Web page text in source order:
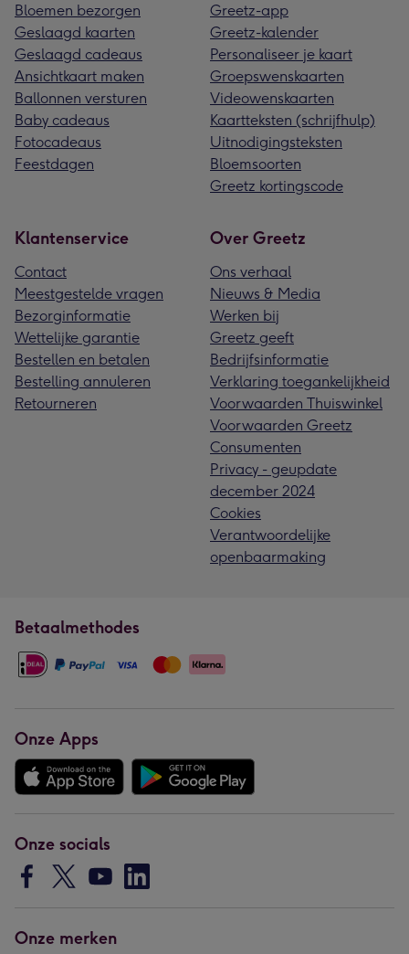
Bloemen bezorgen
Geslaagd kaarten
Geslaagd cadeaus
Ansichtkaart maken
Ballonnen versturen
Baby cadeaus
Fotocadeaus
Feestdagen
Greetz-app
Greetz-kalender
Personaliseer je kaart
Groepswenskaarten
Videowenskaarten
Kaartteksten (schrijfhulp)
Uitnodigingsteksten
Bloemsoorten
Greetz kortingscode
Klantenservice
Contact
Meestgestelde vragen
Bezorginformatie
Wettelijke garantie
Bestellen en betalen
Bestelling annuleren
Retourneren
Over Greetz
Ons verhaal
Nieuws & Media
Werken bij
Greetz geeft
Bedrijfsinformatie
Verklaring toegankelijkheid
Voorwaarden Thuiswinkel
Voorwaarden Greetz
Consumenten
Privacy - geupdate
december 2024
Cookies
Verantwoordelijke
openbaarmaking
Betaalmethodes
Onze Apps
Onze socials
Onze merken